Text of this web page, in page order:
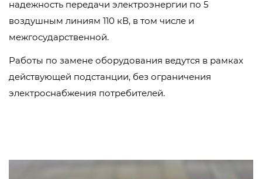
надежность передачи электроэнергии по 5
воздушным линиям 110 кВ, в том числе и
межгосударственной.
Работы по замене оборудования ведутся в рамках
действующей подстанции, без ограничения
электроснабжения потребителей.